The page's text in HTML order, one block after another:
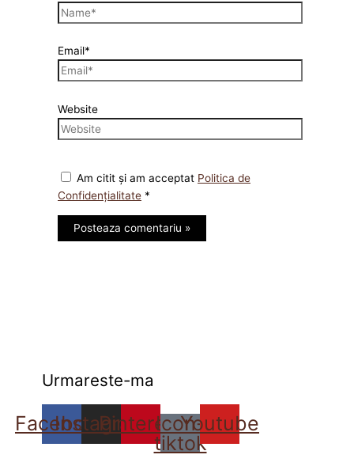
Email*
Website
Am citit și am acceptat Politica de
Confidențialitate *
Urmareste-ma
Facebook
Instagram
Pinterest
Icon-
tiktok
Youtube